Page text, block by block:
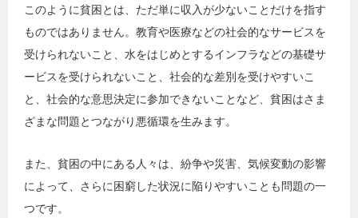
このように貧困とは、ただ単に収入が少ないことだけを指す
ものではありません。教育や医療などの社会的なサービスを
受けられないこと、水をはじめとするインフラなどの基礎サ
ービスを受けられないこと、社会的な差別を受けやすいこ
と、社会的な意思決定に参加できないことなど、貧困はさま
ざまな問題とつながり悪循環を生みます。
また、貧困の中にある人々は、紛争や災害、気候変動の影響
によって、さらに困窮した状況に陥りやすいことも問題の一
つです。